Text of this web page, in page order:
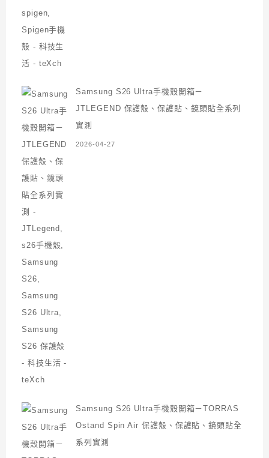
Samsung S26 Ultra手機殼開箱－
JTLEGEND 保護殼、保護貼、鏡頭貼全系列
實測
2026-04-27
Samsung S26 Ultra手機殼開箱－TORRAS
Ostand Spin Air 保護殼、保護貼、鏡頭貼全
系列實測